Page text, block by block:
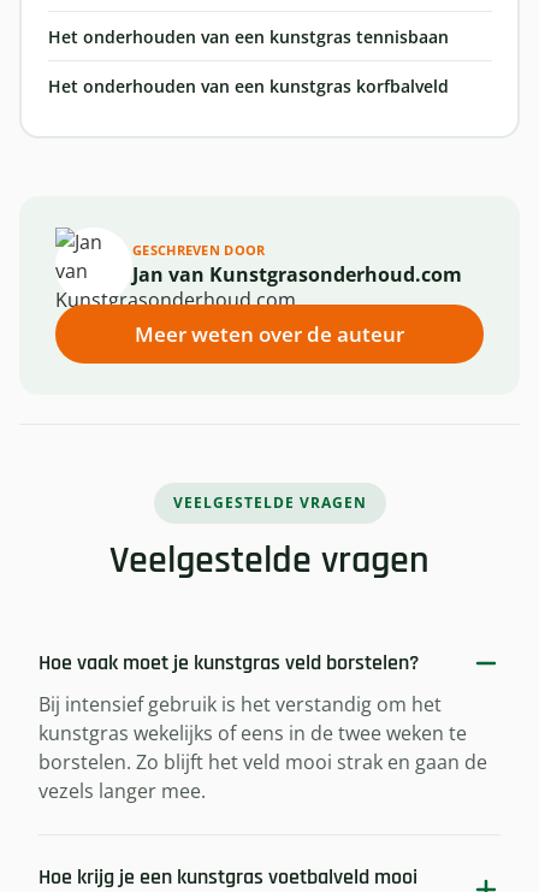
Het onderhouden van een kunstgras tennisbaan
Het onderhouden van een kunstgras korfbalveld
GESCHREVEN DOOR
Jan van Kunstgrasonderhoud.com
Meer weten over de auteur
VEELGESTELDE VRAGEN
Veelgestelde vragen
Hoe vaak moet je kunstgras veld borstelen?
Bij intensief gebruik is het verstandig om het
kunstgras wekelijks of eens in de twee weken te
borstelen. Zo blijft het veld mooi strak en gaan de
vezels langer mee.
Hoe krijg je een kunstgras voetbalveld mooi